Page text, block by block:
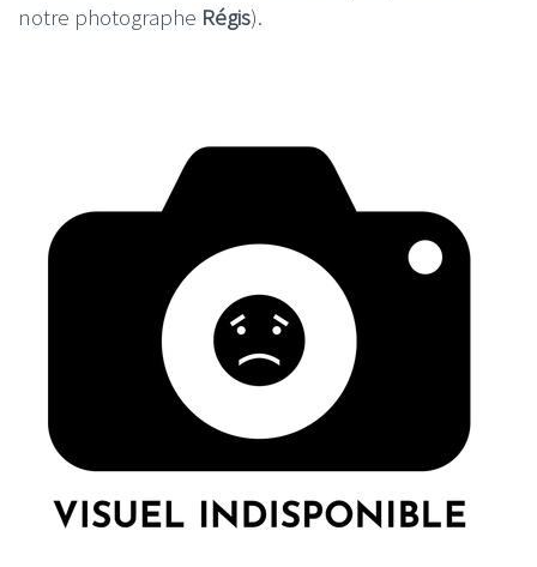
notre photographe Régis).